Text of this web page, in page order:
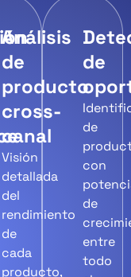
Análisis
de
producto
cross-
canal
Visión
detallada
del
rendimiento
de
cada
producto,
de
de
con
de
entre
todo